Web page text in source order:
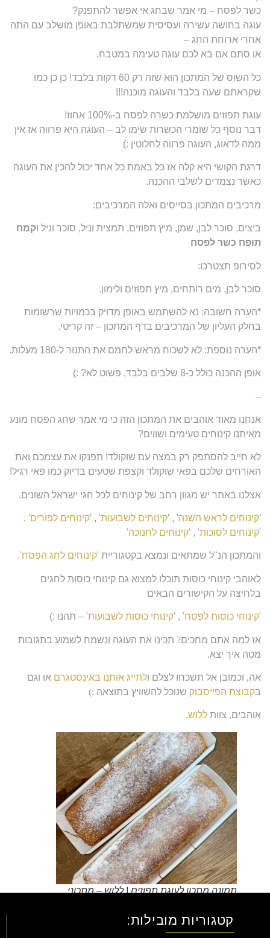
כשר לפסח – מי אמר שבחג אי אפשר להתפנק?
עוגה בחושה עשירה ועסיסית שמשתלבת באופן מושלב עם התה
אחרי ארוחת החג –
או סתם אם בא לכם עוגה טעימה במטבח.
כל השוס של המתכון הוא שזה רק 60 דקות בלבד! כן כן כמו
שקראתם שעה בלבד והעוגה מוכנה!!!
עוגת תפוזים מושלמת כשרה לפסח ב-100% אחוז!
דבר נוסף כל שומרי הכשרות שימו לב – העוגה היא פרווה אז אין
ממה לדאוג, העוגה פרווה לחלוטין :)
דרגת הקושי היא קלה אז כל באמת כל אחד יכול להכין את העוגה
כאשר נצמדים לשלבי ההכנה.
מרכיבים המתכון בסייסים ואלה המרכיבים:
ביצים, סוכר לבן, שמן, מיץ תפוזים, תמצית וניל, סוכר וניל וקמח
תופח כשר לפסח
לסירופ תצטרכו:
סוכר לבן, מים רותחים, מיץ תפוזים ולימון.
*הערה חשובה: נא להשתמש באופן מדויק בכמויות שרשומות
בחלק העליון של המרכיבים בדף המתכון – זה קריטי.
*הערה נוספת: לא לשכוח מראש לחמם את התנור ל-180 מעלות.
אופן ההכנה כולל כ-8 שלבים בלבד, פשוט לא? :)
–
אנחנו מאוד אוהבים את המתכון הזה כי מי אמר שחג הפסח מונע
מאיתנו קינוחים טעימים ושווים?
לא חייב להסתפק רק במצה עם שוקולד! תפנקו את עצמכם ואת
האורחים שלכם בפאי שוקולד וקצפת שטעים בדיוק כמו פאי רגיל!
אצלנו באתר יש מגוון רחב של קינוחים לכל חגי ישראל השונים.
'קינוחים לראש השנה' , 'קינוחים לשבועות' , 'קינוחים לפורים' ,
'קינוחים לסוכות' , 'קינוחים לחנוכה'
והמתכון הנ"ל שמתאים ונמצא בקטגוריית 'קינוחים לחג הפסח'.
לאוהבי קינוחי כוסות תוכלו למצוא גם קינוחי כוסות לחגים
בלחיצה על הקישורים הבאים
'קינוחי כוסות לפסח' , 'קינוחי כוסות לשבועות' – תהנו :)
אז למה אתם מחכים? תכינו את העוגה ונשמח לשמוע בתגובות
מטה איך יצא.
אה, וכמובן אל תשכחו לצלם ולתייג אותנו באינסטגרם או וגם
בקבוצת הפייסבוק שנוכל להשוויץ בתוצאה :)
אוהבים, צוות ללוש.
תמונה מתכון לעוגת תפוזים | ללוש – מתכוני
קטגוריות מובילות: